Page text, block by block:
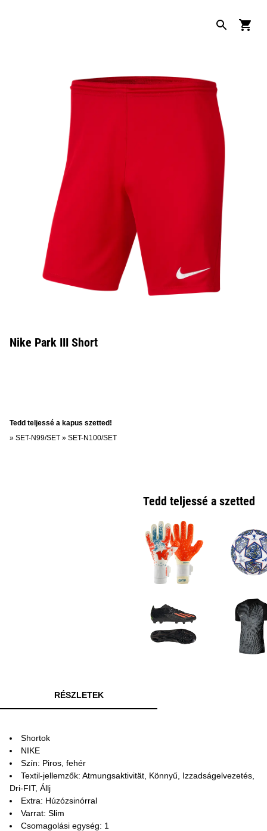
Nike Park III Short
Tedd teljessé a kapus szetted!
» SET-N99/SET » SET-N100/SET
Tedd teljessé a szetted
RÉSZLETEK
Shortok
NIKE
Szín: Piros, fehér
Textil-jellemzők: Atmungsaktivität, Könnyű, Izzadságelvezetés,
Dri-FIT, Állj
Extra: Húzózsinórral
Varrat: Slim
Csomagolási egység: 1